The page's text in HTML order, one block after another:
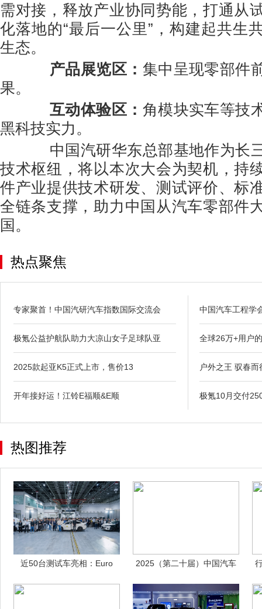
需对接，释放产业协同势能，打通从
化落地的“最后一公里”，构建起共生
生态。
产品展览区： 集中呈现零部件
果。
互动体验区： 角模块实车等技
黑科技实力。
中国汽研华东总部基地作为长
技术枢纽，将以本次大会为契机，持
件产业提供技术研发、测试评价、标
全链条支撑，助力中国从汽车零部件
国。
热点聚焦
专家聚首！中国汽研汽车指数国际交流会
极氪公益护航队助力大凉山女子足球队亚
2025款起亚K5正式上市，售价13
开年接好运！江铃E福顺&E顺
中国汽车工程学
全球26万+用户
户外之王 驭春
极氪10月交付
热图推荐
近50台测试车亮相：Euro
2025（第二十届）中国汽车